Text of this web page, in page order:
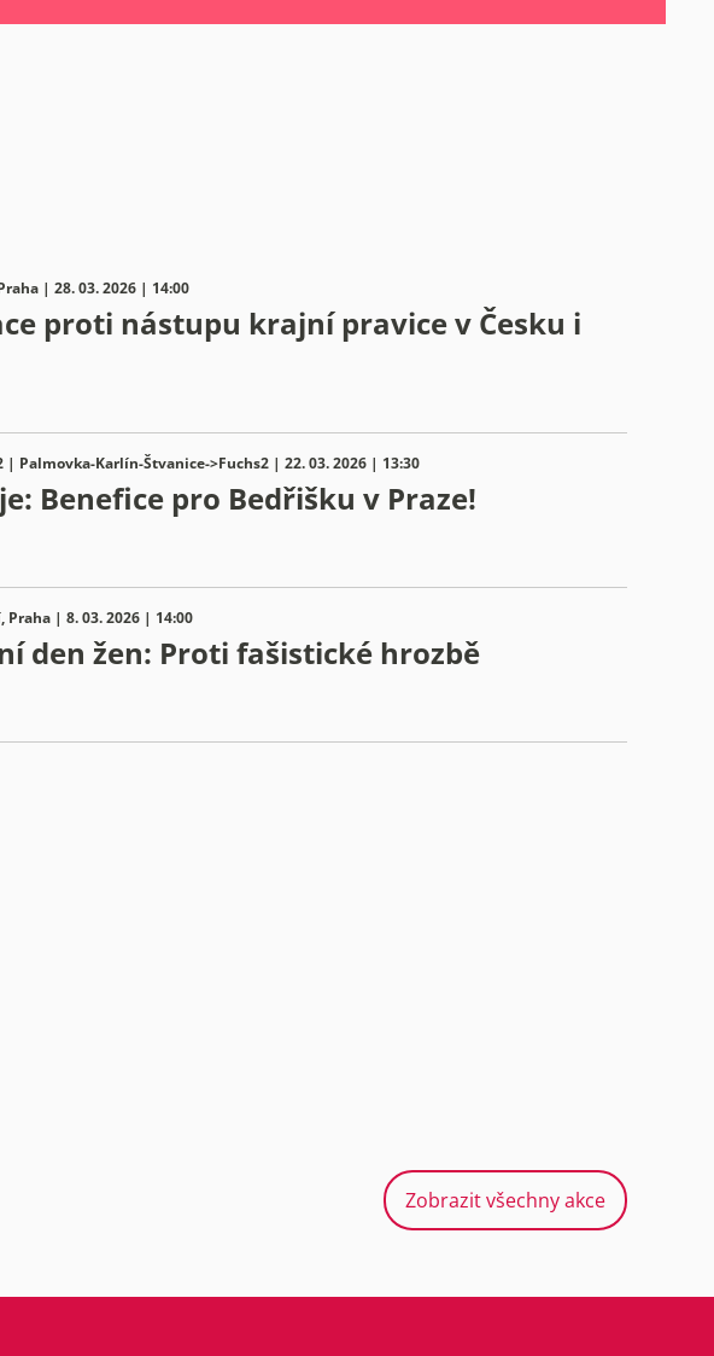
| 28. 03. 2026 | 14:00
proti nástupu krajní pravice v Česku i
| Palmovka-Karlín-Štvanice->Fuchs2 | 22. 03. 2026 | 13:30
Benefice pro Bedřišku v Praze!
| 8. 03. 2026 | 14:00
den žen: Proti fašistické hrozbě
Zobrazit všechny akce